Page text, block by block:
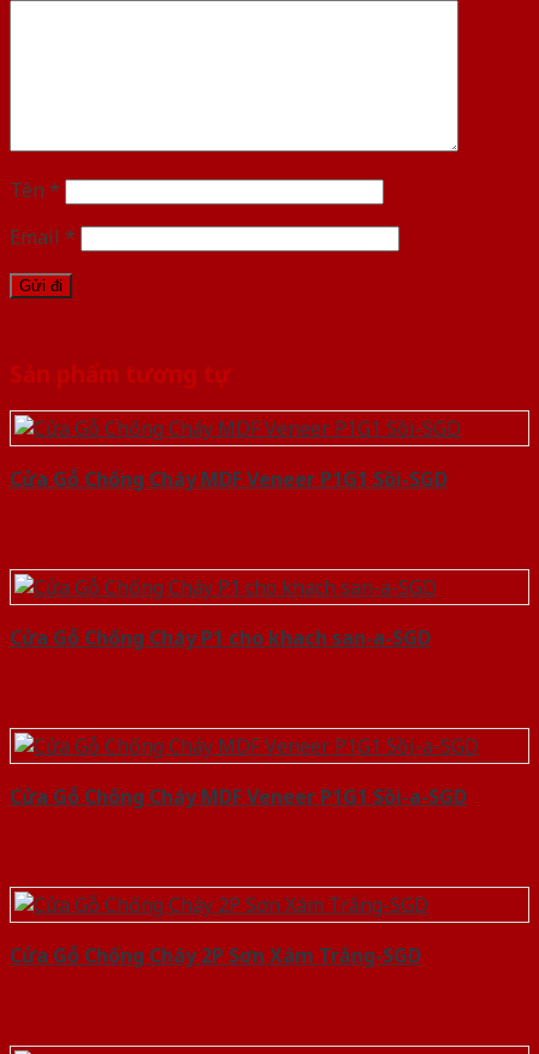
Tên *
Email *
Sản phẩm tương tự
Cửa Gỗ Chống Cháy MDF Veneer P1G1 Sồi-SGD
Cửa Gỗ Chống Cháy P1 cho khach san-a-SGD
Cửa Gỗ Chống Cháy MDF Veneer P1G1 Sồi-a-SGD
Cửa Gỗ Chống Cháy 2P Sơn Xám Trắng-SGD